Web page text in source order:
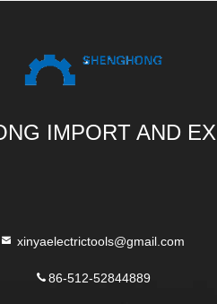
IMPORT AND
xinyaelectrictools@gmail.com
86-512-52844889